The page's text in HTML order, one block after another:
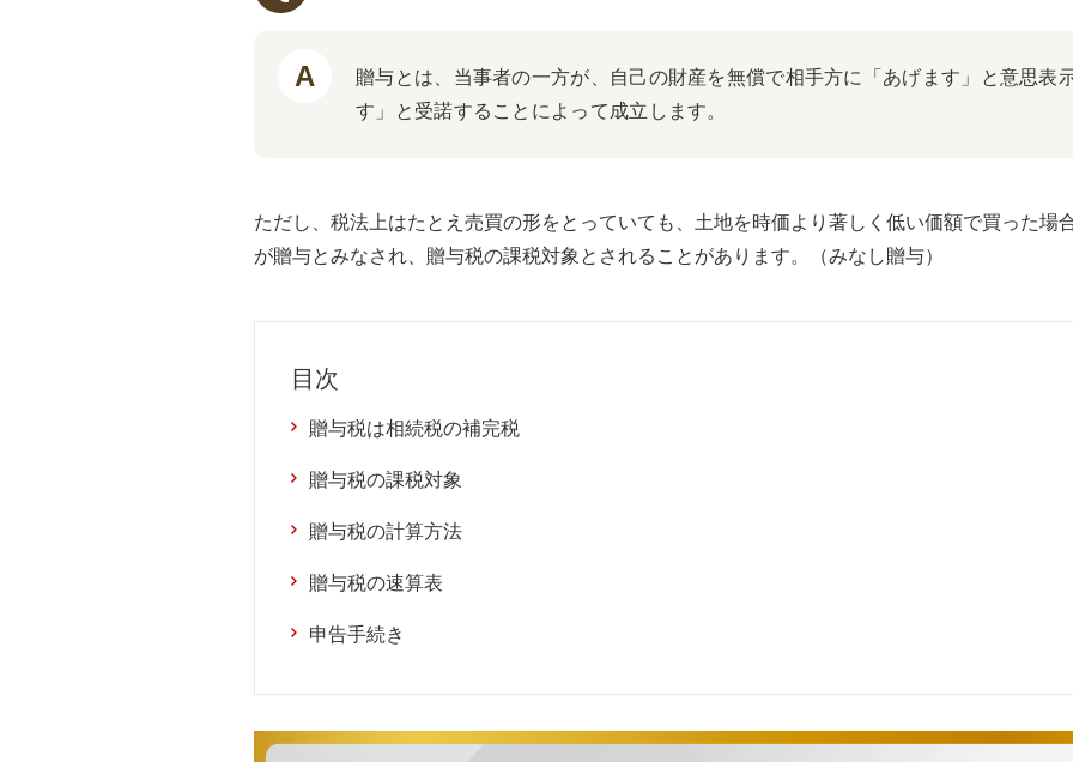
贈与とは、当事者の一方が、自己の財産を無償で相手方に「あげます」と意思表
す」と受諾することによって成立します。
ただし、税法上はたとえ売買の形をとっていても、土地を時価より著しく低い価額で買った場
が贈与とみなされ、贈与税の課税対象とされることがあります。（みなし贈与）
目次
贈与税は相続税の補完税
贈与税の課税対象
贈与税の計算方法
贈与税の速算表
申告手続き